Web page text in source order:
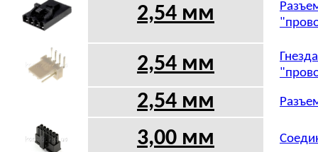
2,54 мм
2,54 мм
2,54 мм
3,00 мм